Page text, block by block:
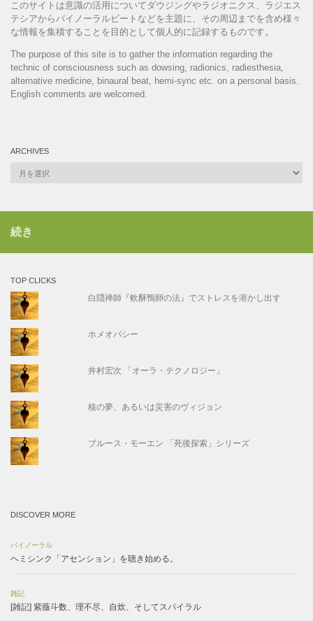
このサイトは意識の活用についてダウジングやラジオニクス、ラジエス
テシアからバイノーラルビートなどを主題に、その周辺までを含め様々
な情報を集積することを目的として個人的に記録するものです。
The purpose of this site is to gather the information regarding the
technic of consciousness such as dowsing, radionics, radiesthesia,
alternative medicine, binaural beat, hemi-sync etc. on a personal basis.
English comments are welcomed.
ARCHIVES
続き
TOP CLICKS
白隠禅師『軟酥鴨卵の法』でストレスを溶かし出す
ホメオパシー
井村宏次 「オーラ・テクノロジー」
核の夢、あるいは災害のヴィジョン
ブルース・モーエン 「死後探索」シリーズ
DISCOVER MORE
バイノーラル
ヘミシンク「アセンション」を聴き始める。
雑記
[雑記] 紫薇斗数、理不尽、自炊、そしてスパイラル